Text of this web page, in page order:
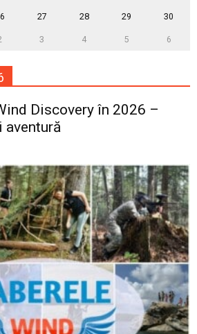
27 28 29 30
3 4 5 6
Discovery în 2026 –
aventură